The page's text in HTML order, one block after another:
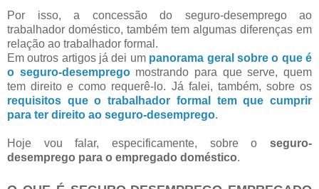
Por isso, a concessão do seguro-desemprego ao
trabalhador doméstico, também tem algumas diferenças em
relação ao trabalhador formal.
Em outros artigos já dei um panorama geral sobre o que é
o seguro-desemprego mostrando para que serve, quem
tem direito e como requerê-lo. Já falei, também, sobre os
requisitos que o trabalhador formal tem que cumprir
para ter direito ao seguro-desemprego.
Hoje vou falar, especificamente, sobre o seguro-
desemprego para o empregado doméstico.